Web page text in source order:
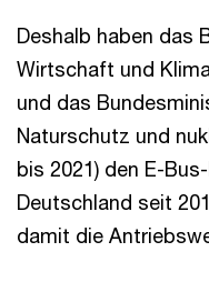
Deshalb haben das
Wirtschaft und
und das
Naturschutz und
bis 2021) den E-
Deutschland seit
damit die